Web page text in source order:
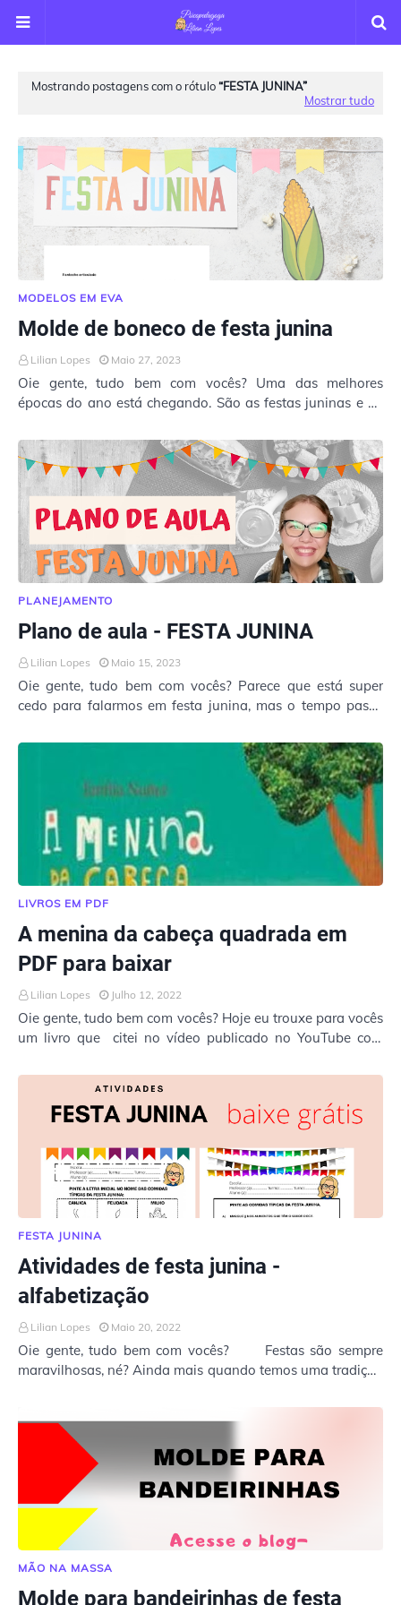
Mostrando postagens com o rótulo FESTA JUNINA
Mostrar tudo
MODELOS EM EVA
Molde de boneco de festa junina
Lilian Lopes Maio 27, 2023
Oie gente, tudo bem com vocês? Uma das melhores
épocas do ano está chegando. São as festas juninas e eu
PLANEJAMENTO
Plano de aula - FESTA JUNINA
Lilian Lopes Maio 15, 2023
Oie gente, tudo bem com vocês? Parece que está super
cedo para falarmos em festa junina, mas o tempo passa
LIVROS EM PDF
A menina da cabeça quadrada em
PDF para baixar
Lilian Lopes Julho 12, 2022
Oie gente, tudo bem com vocês? Hoje eu trouxe para vocês
um livro que citei no vídeo publicado no YouTube com
FESTA JUNINA
Atividades de festa junina -
alfabetização
Lilian Lopes Maio 20, 2022
Oie gente, tudo bem com vocês? Festas são sempre
maravilhosas, né? Ainda mais quando temos uma tradição
MÃO NA MASSA
Molde para bandeirinhas de festa